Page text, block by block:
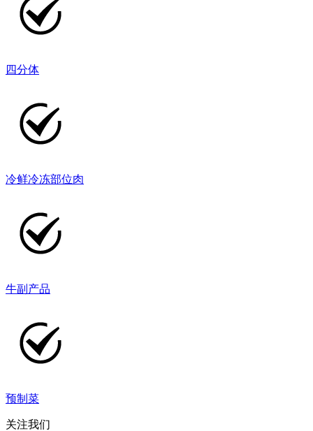
四分体
冷鲜冷冻部位肉
牛副产品
预制菜
关注我们